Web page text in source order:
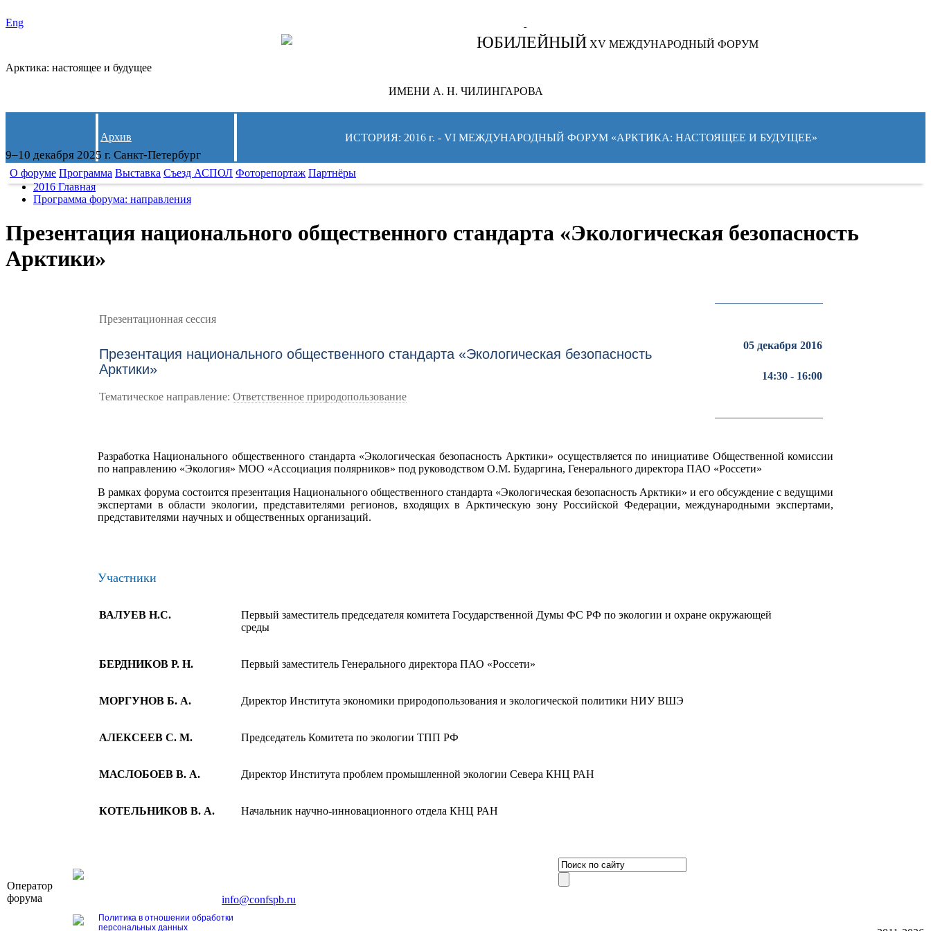
Eng
ЮБИЛЕЙНЫЙ XV МЕЖДУНАРОДНЫЙ ФОРУМ
Арктика: настоящее и будущее
ИМЕНИ А. Н. ЧИЛИНГАРОВА
9–10 декабря 2025 г. Санкт-Петербург
Архив ИСТОРИЯ: 2016 г. - VI МЕЖДУНАРОДНЫЙ ФОРУМ «АРКТИКА: НАСТОЯЩЕЕ И БУДУЩЕЕ»
О форуме Программа Выставка Съезд АСПОЛ Фоторепортаж Партнёры
2016 Главная
Программа форума: направления
Презентация национального общественного стандарта «Экологическая безопасность
Арктики»
Презентационная сессия
Презентация национального общественного стандарта «Экологическая безопасность
Арктики»
Тематическое направление: Ответственное природопользование
05 декабря 2016
14:30 - 16:00
Разработка Национального общественного стандарта «Экологическая безопасность Арктики» осуществляется по инициативе Общественной комиссии
по направлению «Экология» МОО «Ассоциация полярников» под руководством О.М. Бударгина, Генерального директора ПАО «Россети»
В рамках форума состоится презентация Национального общественного стандарта «Экологическая безопасность Арктики» и его обсуждение с ведущими
экспертами в области экологии, представителями регионов, входящих в Арктическую зону Российской Федерации, международными экспертами,
представителями научных и общественных организаций.
Участники
ВАЛУЕВ Н.С.
Первый заместитель председателя комитета Государственной Думы ФС РФ по экологии и охране окружающей
среды
БЕРДНИКОВ Р. Н. Первый заместитель Генерального директора ПАО «Россети»
МОРГУНОВ Б. А. Директор Института экономики природопользования и экологической политики НИУ ВШЭ
АЛЕКСЕЕВ С. М. Председатель Комитета по экологии ТПП РФ
МАСЛОБОЕВ В. А. Директор Института проблем промышленной экологии Севера КНЦ РАН
КОТЕЛЬНИКОВ В. А. Начальник научно-инновационного отдела КНЦ РАН
Оператор
форума
Тел. +7 (812) 327-93-70, E-mail:info@confspb.ru
Политика в отношении обработки
персональных данных